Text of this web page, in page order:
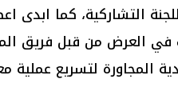
التشاركية، كما ابدى
في العرض من قبل فريق
المجاورة لتسريع عملية